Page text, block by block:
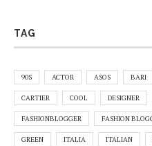
TAG
90S ACTOR ASOS BARI
CARTIER COOL DESIGNER
FASHIONBLOGGER FASHION
GREEN ITALIA ITALIAN